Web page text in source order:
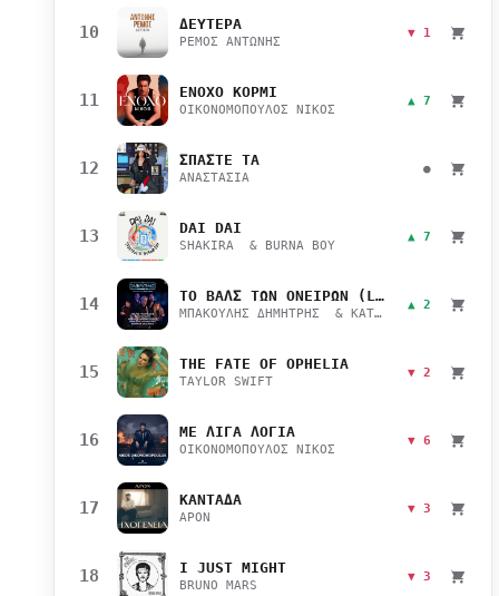
10 ΔΕΥΤΕΡΑ
ΡΕΜΟΣ ΑΝΤΩΝΗΣ
▼ 1
11 ΕΝΟΧΟ ΚΟΡΜΙ
ΟΙΚΟΝΟΜΟΠΟΥΛΟΣ ΝΙΚΟΣ
▲ 7
12 ΣΠΑΣΤΕ ΤΑ
ΑΝΑΣΤΑΣΙΑ
●
13 DAI DAI
SHAKIRA & BURNA BOY
▲ 7
14 ΤΟ ΒΑΛΣ ΤΩΝ ΟΝΕΙΡΩΝ (LIVE)
ΜΠΑΚΟΥΛΗΣ ΔΗΜΗΤΡΗΣ & ΚΑΤΣΙΜΙΧΑ ΜΑΡΙΑΝΑ
▲ 2
15 THE FATE OF OPHELIA
TAYLOR SWIFT
▼ 2
16 ΜΕ ΛΙΓΑ ΛΟΓΙΑ
ΟΙΚΟΝΟΜΟΠΟΥΛΟΣ ΝΙΚΟΣ
▼ 6
17 ΚΑΝΤΑΔΑ
APON
▼ 3
18 I JUST MIGHT
BRUNO MARS
▼ 3